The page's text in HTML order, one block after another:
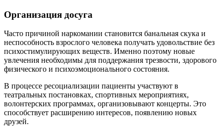
Организация досуга
Часто причиной наркомании становится банальная скука и
неспособность взрослого человека получать удовольствие без
психостимулирующих веществ. Именно поэтому новые
увлечения необходимы для поддержания трезвости, здорового
физического и психоэмоционального состояния.
В процессе ресоциализации пациенты участвуют в
театральных постановках, спортивных мероприятиях,
волонтерских программах, организовывают концерты. Это
способствует расширению интересов, появлению новых
друзей.